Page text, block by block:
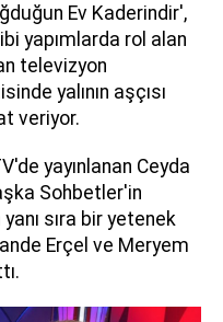
Ev Kaderindir',
yapımlarda rol alan
televizyon
yalının aşçısı
veriyor.
yayınlanan Ceyda
Sohbetler'in
sıra bir yetenek
Erçel ve Meryem